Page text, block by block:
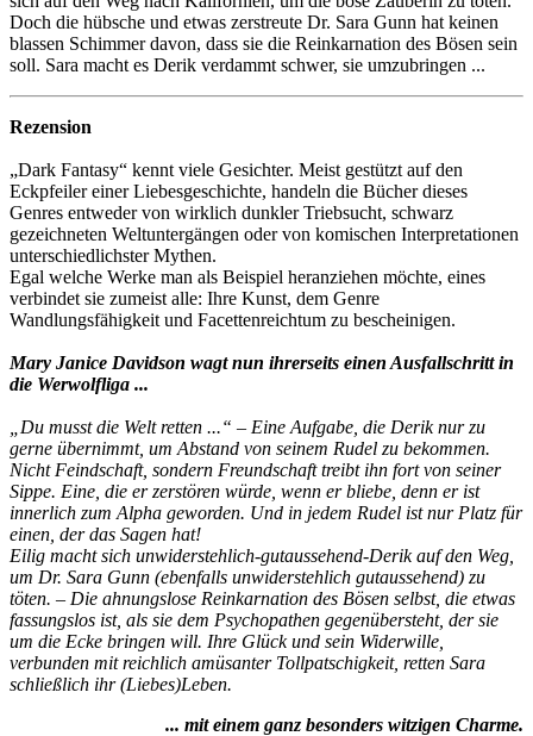
Doch die hübsche und etwas zerstreute Dr. Sara Gunn hat keinen
blassen Schimmer davon, dass sie die Reinkarnation des Bösen sein
soll. Sara macht es Derik verdammt schwer, sie umzubringen ...
Rezension
„Dark Fantasy“ kennt viele Gesichter. Meist gestützt auf den
Eckpfeiler einer Liebesgeschichte, handeln die Bücher dieses
Genres entweder von wirklich dunkler Triebsucht, schwarz
gezeichneten Weltuntergängen oder von komischen Interpretationen
unterschiedlichster Mythen.
Egal welche Werke man als Beispiel heranziehen möchte, eines
verbindet sie zumeist alle: Ihre Kunst, dem Genre
Wandlungsfähigkeit und Facettenreichtum zu bescheinigen.
Mary Janice Davidson wagt nun ihrerseits einen Ausfallschritt in
die Werwolfliga ...
„Du musst die Welt retten ...“ – Eine Aufgabe, die Derik nur zu
gerne übernimmt, um Abstand von seinem Rudel zu bekommen.
Nicht Feindschaft, sondern Freundschaft treibt ihn fort von seiner
Sippe. Eine, die er zerstören würde, wenn er bliebe, denn er ist
innerlich zum Alpha geworden. Und in jedem Rudel ist nur Platz für
einen, der das Sagen hat!
Eilig macht sich unwiderstehlich-gutaussehend-Derik auf den Weg,
um Dr. Sara Gunn (ebenfalls unwiderstehlich gutaussehend) zu
töten. – Die ahnungslose Reinkarnation des Bösen selbst, die etwas
fassungslos ist, als sie dem Psychopathen gegenübersteht, der sie
um die Ecke bringen will. Ihre Glück und sein Widerwille,
verbunden mit reichlich amüsanter Tollpatschigkeit, retten Sara
schließlich ihr (Liebes)Leben.
... mit einem ganz besonders witzigen Charme.